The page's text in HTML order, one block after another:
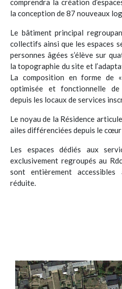
comprendra la création
la conception de 87 nouveaux
Le bâtiment principal
collectifs ainsi que les espaces
personnes âgées s’élève sur
la topographie du site et
La composition en forme de
optimisée et fonctionnelle de
depuis les locaux de services
Le noyau de la Résidence
ailes différenciées depuis le
Les espaces dédiés aux
exclusivement regroupés au
sont entièrement
réduite.